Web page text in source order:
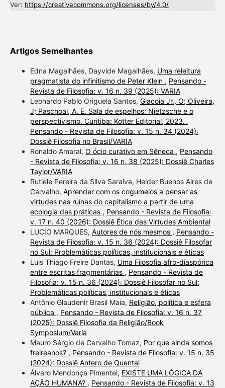
Ver: https://creativecommons.org/licenses/by/4.0/
Artigos Semelhantes
Edna Magalhães, Dayvide Magalhães, Uma releitura
pragmatista do infinitismo de Peter Klein , Pensando -
Revista de Filosofia: v. 16 n. 39 (2025): VARIA
Leonardo Pablo Origuela Santos, Giacoia Jr., O; Oliveira,
J; Paschoal, A. E. Sala de espelhos: Nietzsche e o
perspectivismo. Curitiba: Kotter Editorial, 2023. ,
Pensando - Revista de Filosofia: v. 15 n. 34 (2024):
Dossiê Filosofia no Brasil/VARIA
Ronaldo Amaral, O ócio curativo em Sêneca , Pensando
- Revista de Filosofia: v. 16 n. 38 (2025): Dossiê Charles
Taylor/VARIA
Rutiele Pereira da Silva Saraiva, Helder Buenos Aires de
Carvalho, Aprender com os cogumelos a pensar as
virtudes nas ruínas do capitalismo a partir de uma
ecologia das práticas , Pensando - Revista de Filosofia:
v. 17 n. 40 (2026): Dossiê Ética das Virtudes Ambiental
LUCIO MARQUES, Autores de nós mesmos , Pensando -
Revista de Filosofia: v. 15 n. 36 (2024): Dossiê Filosofar
no Sul: Problemáticas políticas, institucionais e éticas
Luis Thiago Freire Dantas, Uma Filosofia afro-diaspórica
entre escritas fragmentárias , Pensando - Revista de
Filosofia: v. 15 n. 36 (2024): Dossiê Filosofar no Sul:
Problemáticas políticas, institucionais e éticas
Antônio Glaudenir Brasil Maia, Religião, política e esfera
pública , Pensando - Revista de Filosofia: v. 16 n. 37
(2025): Dossiê Filosofia da Religião/Book
Symposium/Varia
Mauro Sérgio de Carvalho Tomaz, Por que ainda somos
freireanos? , Pensando - Revista de Filosofia: v. 15 n. 35
(2024): Dossiê Antero de Quental
Álvaro Mendonça Pimentel, EXISTE UMA LÓGICA DA
AÇÃO HUMANA? , Pensando - Revista de Filosofia: v. 13